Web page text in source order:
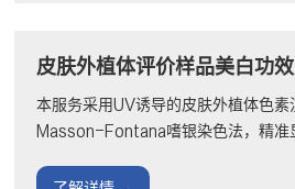
皮肤外植体评价样品美白功
本服务采用UV诱导的皮肤外植体色
Masson-Fontana嗜银染色法，精准
供直···